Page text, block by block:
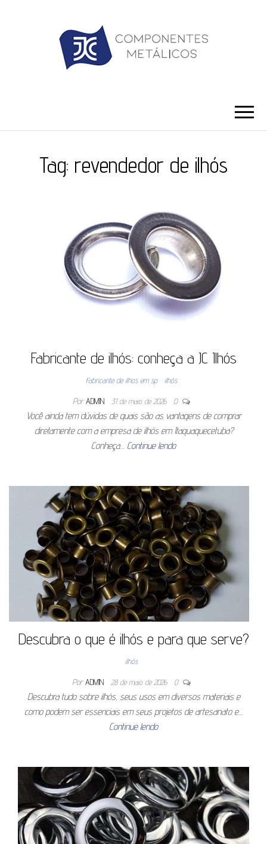
Tag: revendedor de ilhós
Fabricante de ilhós: conheça a JC Ilhós
Fabricante de ilhos em sp ilhós
Por ADMIN 31 de maio de 2026 0
Você ainda tem dúvidas de quais são as vantagens de comprar
diretamente com a empresa de ilhós em Itaquaquecetuba?
Conheça… Continue lendo
Descubra o que é ilhós e para que serve?
ilhós
Por ADMIN 28 de maio de 2026 0
Descubra tudo sobre ilhós, seus usos em diversos materiais e
como podem ser essenciais em seus projetos de artesanato e…
Continue lendo